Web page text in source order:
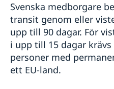
Svenska medborgare
transit genom eller
upp till 90 dagar. För
i upp till 15 dagar
personer med
ett EU-land.